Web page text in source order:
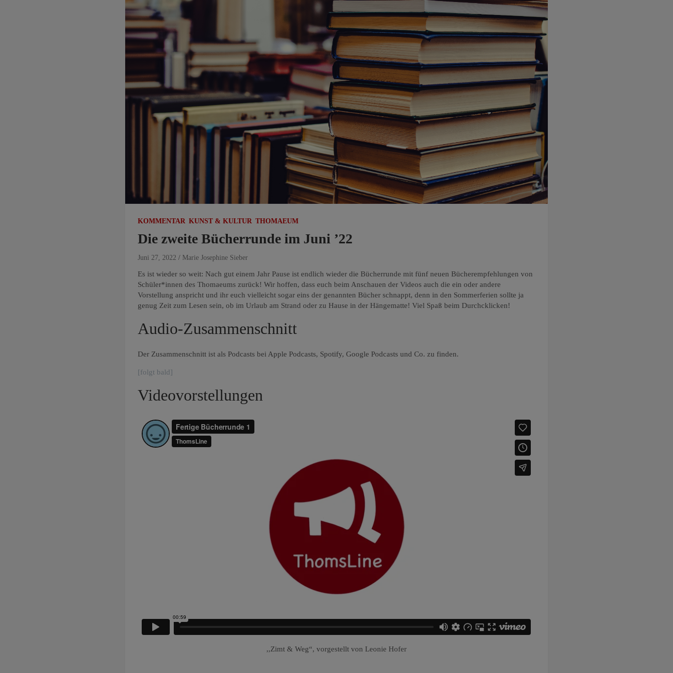
KOMMENTAR KUNST & KULTUR THOMAEUM
Die zweite Bücherrunde im Juni ’22
Juni 27, 2022 Marie Josephine Sieber
Es ist wieder so weit: Nach gut einem Jahr Pause ist endlich wieder die Bücherrunde mit fünf neuen Bücherempfehlungen von
Schüler*innen des Thomaeums zurück! Wir hoffen, dass euch beim Anschauen der Videos auch die ein oder andere
Vorstellung anspricht und ihr euch vielleicht sogar eins der genannten Bücher schnappt, denn in den Sommerferien sollte ja
genug Zeit zum Lesen sein, ob im Urlaub am Strand oder zu Hause in der Hängematte! Viel Spaß beim Durchcklicken!
Audio-Zusammenschnitt
Der Zusammenschnitt ist als Podcasts bei Apple Podcasts, Spotify, Google Podcasts und Co. zu finden.
[folgt bald]
Videovorstellungen
,,Zimt & Weg“, vorgestellt von Leonie Hofer